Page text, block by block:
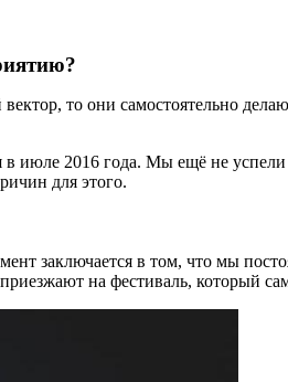
то они самостоятельно
2016 года. Мы ещё не
для этого.
заключается в том, что мы
на фестиваль, который